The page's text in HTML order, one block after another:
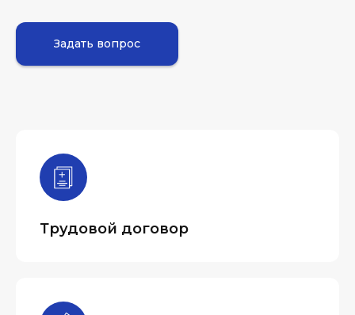
Задать вопрос
Трудовой договор